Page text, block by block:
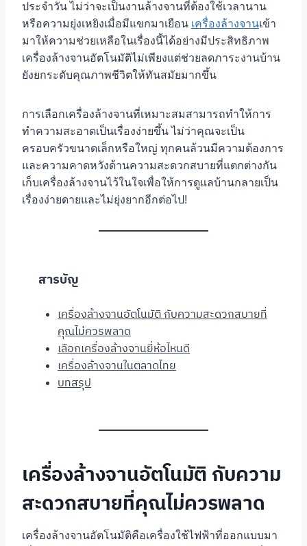
ประจำวัน ไม่ว่าจะเป็นงานล้างจานที่ต้องใช้เวลานาน
หรือความยุ่งเหยิงเมื่อมีแขกมาเยือน เครื่องล้างจานเข้า
มาให้ความช่วยเหลือในเรื่องนี้ได้อย่างมีประสิทธิภาพ
เครื่องล้างจานอัตโนมัติไม่เพียงแต่ช่วยลดภาระงานบ้าน
ยังยกระดับคุณภาพชีวิตให้ทันสมัยมากขึ้น
การเลือกเครื่องล้างจานที่เหมาะสมสามารถทำให้การ
ทำความสะอาดเป็นเรื่องง่ายขึ้น ไม่ว่าคุณจะเป็น
ครอบครัวขนาดเล็กหรือใหญ่ ทุกคนล้วนมีความต้องการ
และความคาดหวังด้านความสะดวกสบายที่แตกต่างกัน
เก็บเครื่องล้างจานไว้ในใจเพื่อให้การดูแลบ้านกลายเป็น
เรื่องง่ายดายและไม่ยุ่งยากอีกต่อไป!
สารบัญ
เครื่องล้างจานอัตโนมัติ กับความสะดวกสบายที่
คุณไม่ควรพลาด
เลือกเครื่องล้างจานยี่ห้อไหนดี
เครื่องล้างจานในตลาดไทย
บทสรุป
เครื่องล้างจานอัตโนมัติ กับความ
สะดวกสบายที่คุณไม่ควรพลาด
เครื่องล้างจานอัตโนมัติคือเครื่องใช้ไฟฟ้าที่ออกแบบมา